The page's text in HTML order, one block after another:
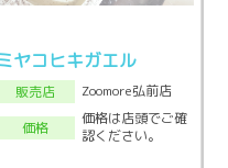
ヤコヒキガエル
販売店
Zoomore弘前店
価格
価格は店頭でご確
認ください。